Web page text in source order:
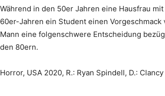
Während in den 50er Jahren eine Hausfrau
60er-Jahren ein Student einen
Mann eine folgenschwere Entscheidung
den 80ern.
Horror, USA 2020, R.: Ryan Spindell, D.: